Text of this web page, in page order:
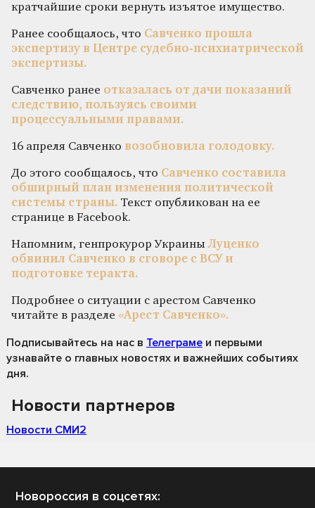
кратчайшие сроки вернуть изъятое имущество.
Ранее сообщалось, что Савченко прошла
экспертизу в Центре судебно-психиатрической
экспертизы.
Савченко ранее отказалась от дачи показаний
следствию, пользуясь своими
процессуальными правами.
16 апреля Савченко возобновила голодовку.
До этого сообщалось, что Савченко составила
обширный план изменения политической
системы страны. Текст опубликован на ее
странице в Facebook.
Напомним, генпрокурор УкраиныЛуценко
обвинил Савченко в сговоре с ВСУ и
подготовке теракта.
Подробнее о ситуации с арестом Савченко
читайте в разделе «Арест Савченко».
Подписывайтесь на нас в Телеграме и первыми
узнавайте о главных новостях и важнейших событиях
дня.
Новости партнеров
Новости СМИ2
Новороссия в соцсетях: